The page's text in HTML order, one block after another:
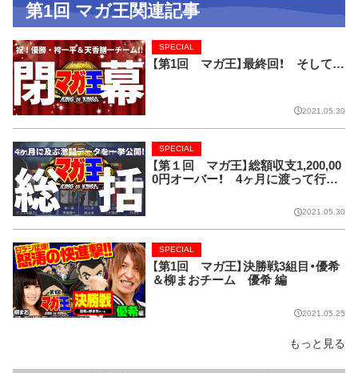
第1回 マガ王関連記事
【第1回 マガ王】最終回！ そして…
SPECIAL
2021.05.30
【第１回 マガ王】総額収支1,200,00
0円オーバー！ 4ヶ月に渡って行わ
SPECIAL
2021.05.30
【第1回 マガ王】決勝戦3組目・優希
＆柳まおチーム 優希 編
SPECIAL
2021.05.25
もっと見る